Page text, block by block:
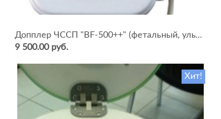
Допплер ЧССП "BF-500++" (фетальный, ультразвуковой)
9 500.00 руб.
Хит!